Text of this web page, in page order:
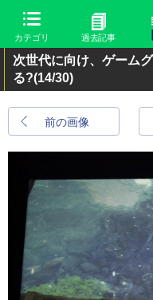
カテゴリ 過去記事
次世代に向け、ゲーム
る?(14/30)
前の画像